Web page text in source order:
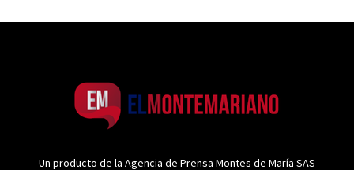
Un producto de la Agencia de Prensa Montes de María SAS